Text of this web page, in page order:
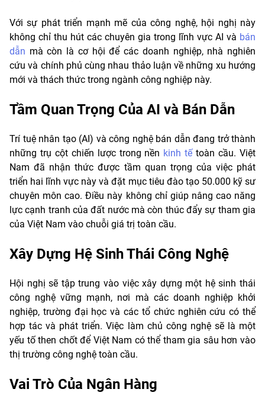
Với sự phát triển mạnh mẽ của công nghệ, hội nghị này
không chỉ thu hút các chuyên gia trong lĩnh vực AI và bán
dẫn mà còn là cơ hội để các doanh nghiệp, nhà nghiên
cứu và chính phủ cùng nhau thảo luận về những xu hướng
mới và thách thức trong ngành công nghiệp này.
Tầm Quan Trọng Của AI và Bán Dẫn
Trí tuệ nhân tạo (AI) và công nghệ bán dẫn đang trở thành
những trụ cột chiến lược trong nền kinh tếtoàn cầu. Việt
Nam đã nhận thức được tầm quan trọng của việc phát
triển hai lĩnh vực này và đặt mục tiêu đào tạo 50.000 kỹ sư
chuyên môn cao. Điều này không chỉ giúp nâng cao năng
lực cạnh tranh của đất nước mà còn thúc đẩy sự tham gia
của Việt Nam vào chuỗi giá trị toàn cầu.
Xây Dựng Hệ Sinh Thái Công Nghệ
Hội nghị sẽ tập trung vào việc xây dựng một hệ sinh thái
công nghệ vững mạnh, nơi mà các doanh nghiệp khởi
nghiệp, trường đại học và các tổ chức nghiên cứu có thể
hợp tác và phát triển. Việc làm chủ công nghệ sẽ là một
yếu tố then chốt để Việt Nam có thể tham gia sâu hơn vào
thị trường công nghệ toàn cầu.
Vai Trò Của Ngân Hàng